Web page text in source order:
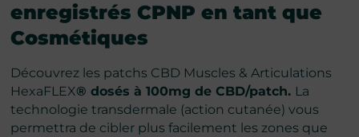
enregistrés CPNP en tant que
Cosmétiques
Découvrez les patchs CBD Muscles & Articulations
HexaFLEX® dosés à 100mg de CBD/patch. La
technologie transdermale (action cutanée) vous
permettra de cibler plus facilement les zones que